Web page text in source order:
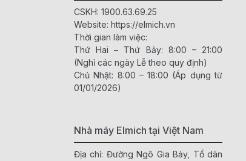
CSKH: 1900.63.69.25
Website: https://elmich.vn
Thời gian làm việc:
Thứ Hai – Thứ Bảy: 8:00 – 21:00
(Nghỉ các ngày Lễ theo quy định)
Chủ Nhật: 8:00 – 18:00 (Áp dụng từ
01/01/2026)
Nhà máy Elmich tại Việt Nam
Địa chỉ: Đường Ngô Gia Bảy, Tổ dân